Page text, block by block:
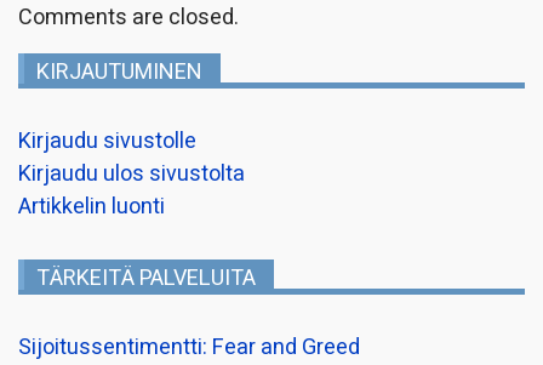
Comments are closed.
KIRJAUTUMINEN
Kirjaudu sivustolle
Kirjaudu ulos sivustolta
Artikkelin luonti
TÄRKEITÄ PALVELUITA
Sijoitussentimentti: Fear and Greed